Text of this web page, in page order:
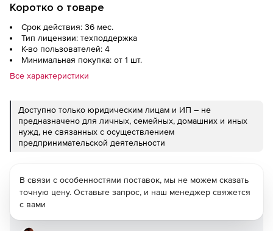
Коротко о товаре
Срок действия: 36 мес.
Тип лицензии: техподдержка
К-во пользователей: 4
Минимальная покупка: от 1 шт.
Все характеристики
Доступно только юридическим лицам и ИП – не
предназначено для личных, семейных, домашних и иных
нужд, не связанных с осуществлением
предпринимательской деятельности
В связи с особенностями поставок, мы не можем сказать
точную цену. Оставьте запрос, и наш менеджер свяжется
с вами